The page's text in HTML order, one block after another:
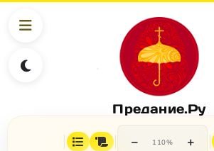
Предание.Ру
− 110% +